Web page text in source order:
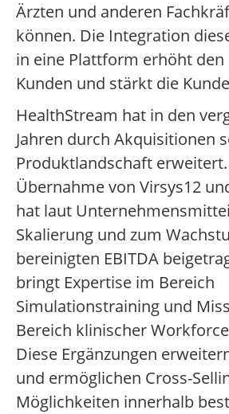
Ärzten und anderen
können. Die Integration
in eine Plattform erhöht
Kunden und stärkt die
HealthStream hat in den
Jahren durch Akquisitionen
Produktlandschaft
Übernahme von Virsys12
hat laut
Skalierung und zum
bereinigten EBITDA
bringt Expertise im Bereich
Simulationstraining und
Bereich klinischer
Diese Ergänzungen
und ermöglichen Cross-
Möglichkeiten innerhalb